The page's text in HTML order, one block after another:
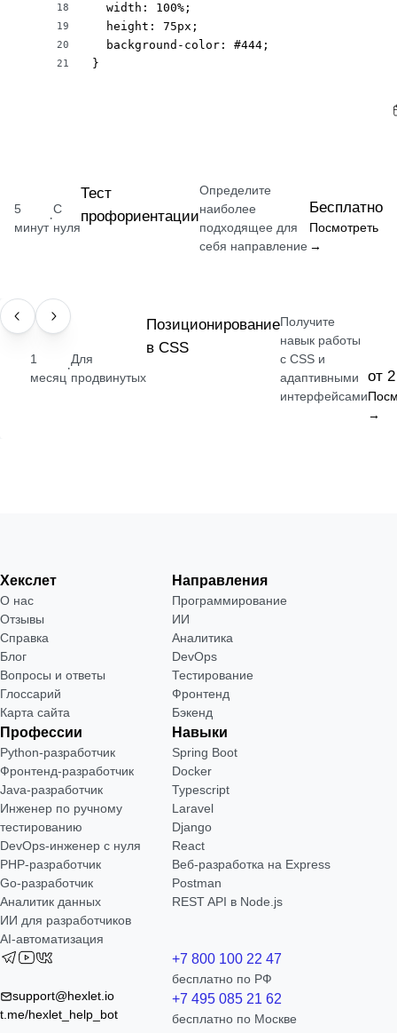
18
19
20
21
  width: 100%;
  height: 75px;
  background-color: #444;
}
5
минут
·
С
нуля
Тест
профориентации
Определите
наиболее
подходящее для
себя направление
Бесплатно
Посмотреть
→
НАВЫК
1
месяц
·
Для
продвинутых
Позиционирование
в CSS
Получите
навык работы
с CSS и
адаптивными
интерфейсами
от
→
Хекслет
О нас
Отзывы
Справка
Блог
Вопросы и ответы
Глоссарий
Карта сайта
Направления
Программирование
ИИ
Аналитика
DevOps
Тестирование
Фронтенд
Бэкенд
Профессии
Python-разработчик
Фронтенд-разработчик
Java-разработчик
Инженер по ручному
тестированию
DevOps-инженер с нуля
РНР-разработчик
Go-разработчик
Аналитик данных
ИИ для разработчиков
AI-автоматизация
Навыки
Spring Boot
Docker
Typescript
Laravel
Django
React
Веб-разработка на Express
Postman
REST API в Node.js
support@hexlet.io
t.me/hexlet_help_bot
+7 800 100 22 47
бесплатно по РФ
+7 495 085 21 62
бесплатно по Москве